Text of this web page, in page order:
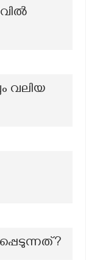
വലിയ